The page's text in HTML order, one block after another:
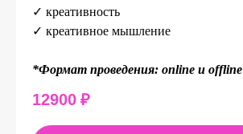
✓ креативность
✓ креативное мышление
*Формат проведения: online и offline
12900 ₽